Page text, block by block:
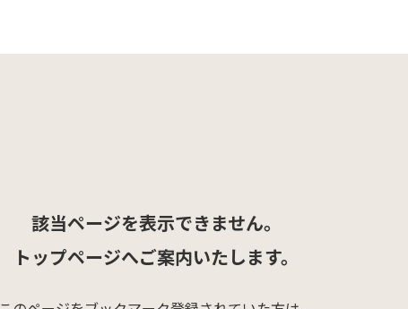
該当ページを表示できません。
トップページへご案内いたします。